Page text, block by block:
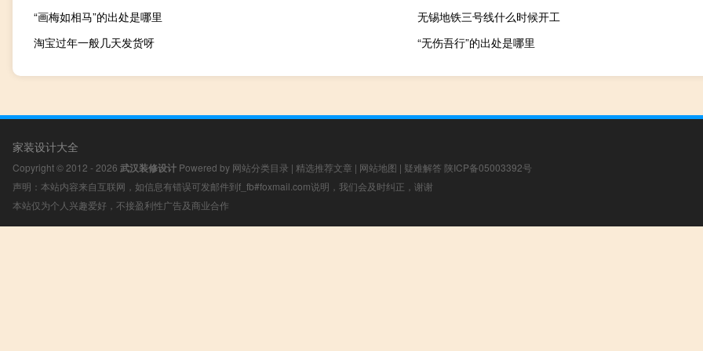
“画梅如相马”的出处是哪里
无锡地铁三号线什么时候开工
淘宝过年一般几天发货呀
“无伤吾行”的出处是哪里
家装设计大全
Copyright © 2012 - 2026 武汉装修设计 Powered by 网站分类目录 | 精选推荐文章 | 网站地图 | 疑难解答 陕ICP备05003392号
声明：本站内容来自互联网，如信息有错误可发邮件到f_fb#foxmail.com说明，我们会及时纠正，谢谢
本站仅为个人兴趣爱好，不接盈利性广告及商业合作